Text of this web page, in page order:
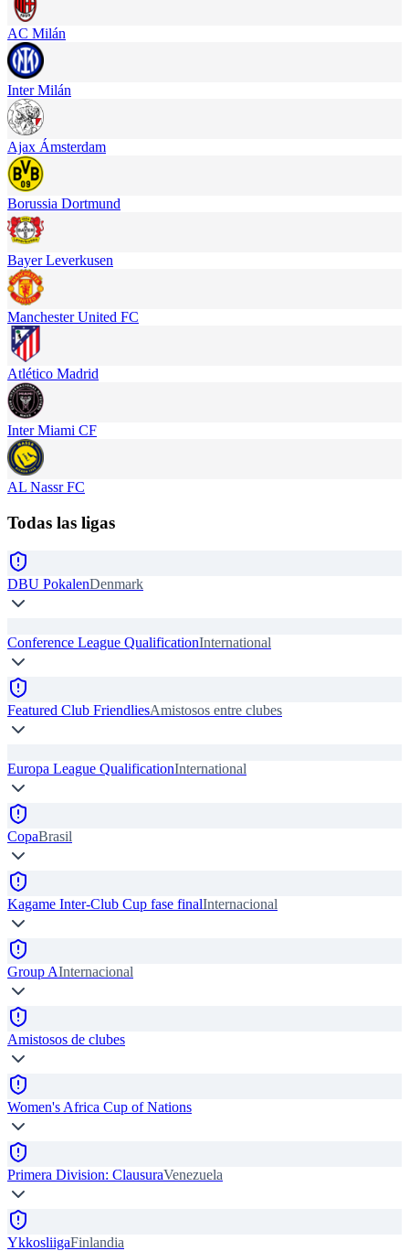
AC Milán
Inter Milán
Ajax Ámsterdam
Borussia Dortmund
Bayer Leverkusen
Manchester United FC
Atlético Madrid
Inter Miami CF
AL Nassr FC
Todas las ligas
DBU PokalenDenmark
Conference League QualificationInternational
Featured Club FriendliesAmistosos entre clubes
Europa League QualificationInternational
CopaBrasil
Kagame Inter-Club Cup fase finalInternacional
Group AInternacional
Amistosos de clubes
Women's Africa Cup of Nations
Primera Division: ClausuraVenezuela
YkkosliigaFinlandia